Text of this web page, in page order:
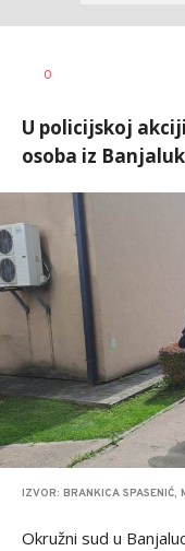
AUTOR
0
U policijskoj
osoba iz
IZVOR: BRANKICA SPASENIĆ,
Okružni sud u